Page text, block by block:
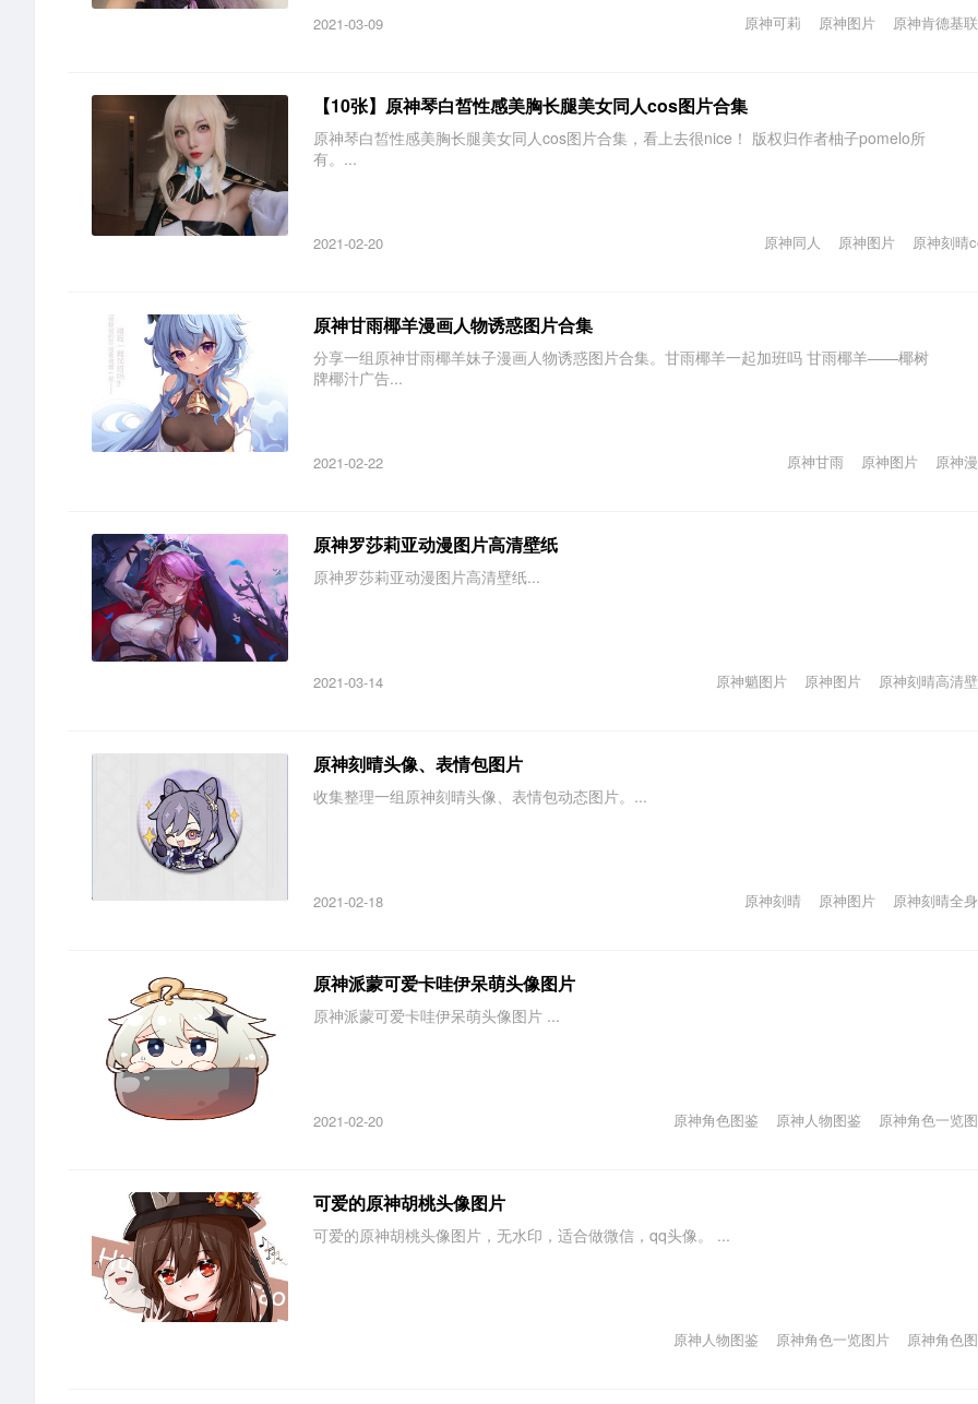
2021-03-09 原神肯德基
原神图片
原神可莉
【10张】原神琴白皙性感美胸长腿美女同人cos图片合集
原神琴白皙性感美胸长腿美女同人cos图片合集，看上去很nice！ 版权归作者柚子pomelo所
有。...
2021-02-20 原神刻晴
原神图片
原神同人
原神甘雨椰羊漫画人物诱惑图片合集
分享一组原神甘雨椰羊妹子漫画人物诱惑图片合集。甘雨椰羊一起加班吗 甘雨椰羊——椰树
牌椰汁广告...
2021-02-22 原神
原神图片
原神甘雨
原神罗莎莉亚动漫图片高清壁纸
原神罗莎莉亚动漫图片高清壁纸...
2021-03-14 原神刻晴高清
原神图片
原神魈图片
原神刻晴头像、表情包图片
收集整理一组原神刻晴头像、表情包动态图片。...
2021-02-18 原神刻晴全
原神图片
原神刻晴
原神派蒙可爱卡哇伊呆萌头像图片
原神派蒙可爱卡哇伊呆萌头像图片 ...
2021-02-20 原神角色一览
原神人物图鉴
原神角色图鉴
可爱的原神胡桃头像图片
可爱的原神胡桃头像图片，无水印，适合做微信，qq头像。 ...
原神角色
原神角色一览图片
原神人物图鉴